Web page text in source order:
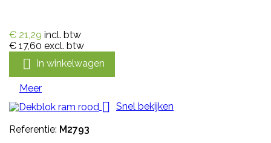
€ 21,29 incl. btw
€ 17,60 excl. btw
 In winkelwagen
Meer
 Snel bekijken
Referentie: M2793